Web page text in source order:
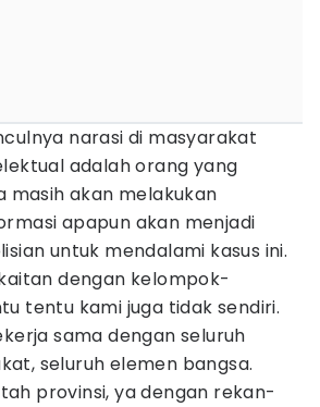
narasi di masyarakat
adalah orang yang
masih akan melakukan
apapun akan menjadi
untuk mendalami kasus ini.
dengan kelompok-
tentu kami juga tidak sendiri.
sama dengan seluruh
seluruh elemen bangsa.
provinsi, ya dengan rekan-